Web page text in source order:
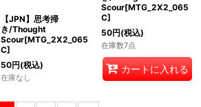
【JPN】思考掃
き/Thought
Scour[MTG_2X2_065
C]
50円(税込)
在庫なし
【ENG】思考掃
き/Thought
Scour[MTG_2X2_065
C]
50円(税込)
在庫数7点